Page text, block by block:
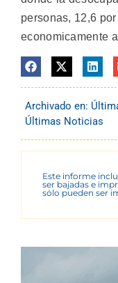
personas, 12,6
economicamente
Archivado en:
Últimas Noticias
Este informe
ser bajadas e
sólo pueden ser